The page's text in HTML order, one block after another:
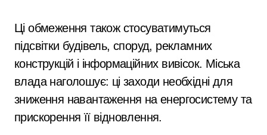
Ці обмеження також стосуватимуться
підсвітки будівель, споруд, рекламних
конструкцій і інформаційних вивісок. Міська
влада наголошує: ці заходи необхідні для
зниження навантаження на енергосистему та
прискорення її відновлення.